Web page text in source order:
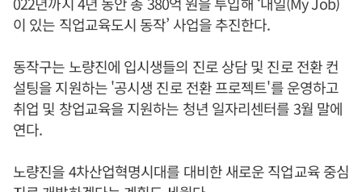
이 있는 직업교육도시 동작’ 사업을 추진한다.
동작구는 노량진에 입시생들의 진로 상담 및 진로 전환 컨
설팅을 지원하는 '공시생 진로 전환 프로젝트'를 운영하고
취업 및 창업교육을 지원하는 청년 일자리센터를 3월 말에
연다.
노량진을 4차산업혁명시대를 대비한 새로운 직업교육 중심